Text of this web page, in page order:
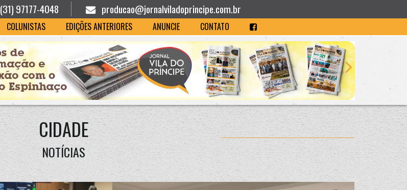
(31) 97177-4048 producao@jornalviladoprincipe.com.br
COLUNISTAS EDIÇÕES ANTERIORES ANUNCIE CONTATO
CIDADE
NOTÍCIAS